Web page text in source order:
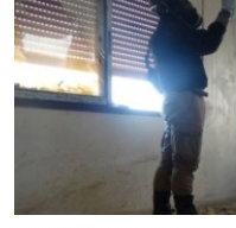
СИБИРЬ.РЕАЛИИ
РАСПИСАНИЕ ВЕЩАНИЯ
ПОДПИШИТЕСЬ НА
СОЦИАЛЬНЫЕ СЕТИ